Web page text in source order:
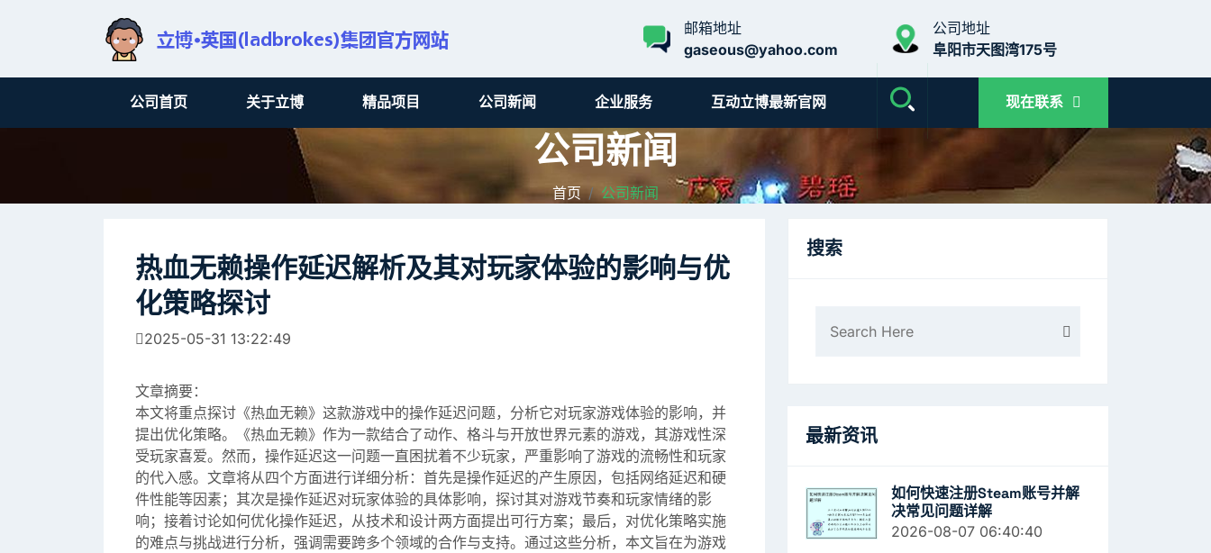
邮箱地址
gaseous@yahoo.com
公司地址
阜阳市天图湾175号
公司首页 关于立博 精品项目 公司新闻 企业服务 互动立博最新官网 现在联系
公司新闻
首页 公司新闻
热血无赖操作延迟解析及其对玩家体验的影响与优
化策略探讨
2025-05-31 13:22:49
文章摘要：
本文将重点探讨《热血无赖》这款游戏中的操作延迟问题，分析它对玩家游戏体验的影响，并
提出优化策略。《热血无赖》作为一款结合了动作、格斗与开放世界元素的游戏，其游戏性深
受玩家喜爱。然而，操作延迟这一问题一直困扰着不少玩家，严重影响了游戏的流畅性和玩家
的代入感。文章将从四个方面进行详细分析：首先是操作延迟的产生原因，包括网络延迟和硬
件性能等因素；其次是操作延迟对玩家体验的具体影响，探讨其对游戏节奏和玩家情绪的影
响；接着讨论如何优化操作延迟，从技术和设计两方面提出可行方案；最后，对优化策略实施
的难点与挑战进行分析，强调需要跨多个领域的合作与支持。通过这些分析，本文旨在为游戏
搜索
最新资讯
如何快速注册Steam账号并解
决常见问题详解
2026-08-07 06:40:40